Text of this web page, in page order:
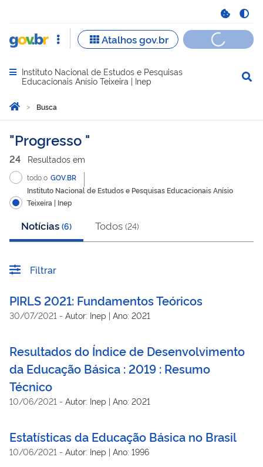
Abrir menu principal de navegação
Instituto Nacional de Estudos e Pesquisas
Educacionais Anísio Teixeira | Inep
Você está aqui:
Página Inicial
Busca
Busca
Progresso
24 Resultados em
todo o GOV.BR
Instituto Nacional de Estudos e Pesquisas Educacionais Anísio
Teixeira | Inep
Notícias (6) Todos (24)
Filtrar
PIRLS 2021: Fundamentos Teóricos
30/07/2021 - Autor: Inep | Ano: 2021
Resultados do Índice de Desenvolvimento
da Educação Básica : 2019 : Resumo
Técnico
10/06/2021 - Autor: Inep | Ano: 2021
Estatísticas da Educação Básica no Brasil
10/06/2021 - Autor: Inep | Ano: 1996